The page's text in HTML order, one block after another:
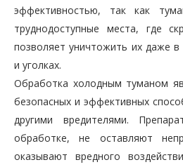
эффективностью, так как
труднодоступные места, где
позволяет уничтожить их даже
и уголках.
Обработка холодным туманом
безопасных и эффективных
другими вредителями.
обработке, не оставляют
оказывают вредного